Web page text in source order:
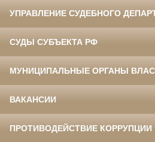
УПРАВЛЕНИЕ СУДЕБНОГО
СУДЫ СУБЪЕКТА РФ
МУНИЦИПАЛЬНЫЕ ОРГАНЫ
ВАКАНСИИ
ПРОТИВОДЕЙСТВИЕ КОРРУПЦИИ